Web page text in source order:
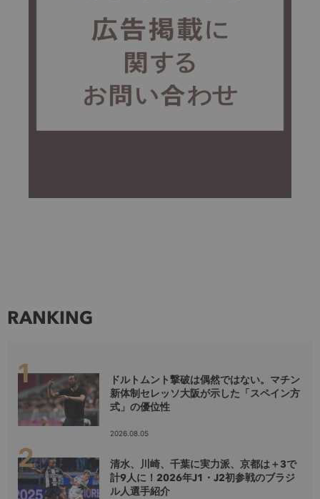
RANKING
ドルトムント撃破は偶然ではない。マチン
新体制セレッソ大阪が示した「スペイン方
式」の優位性
2026.08.05
清水、川崎、千葉に実力派、京都は＋3で
計9人に！2026年J1・J2初参戦のブラジ
ル人選手紹介